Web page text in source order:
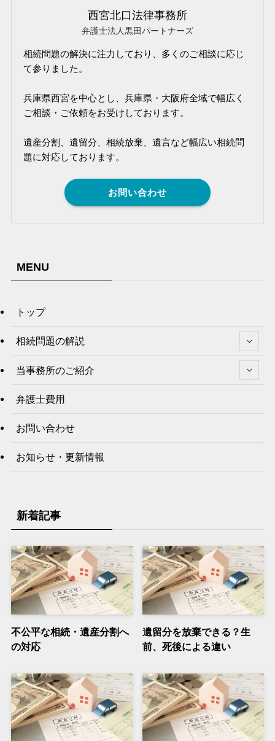
西宮北口法律事務所
弁護士法人黒田パートナーズ
相続問題の解決に注力しており、多くのご相談に応じ
て参りました。
兵庫県西宮を中心とし、兵庫県・大阪府全域で幅広く
ご相談・ご依頼をお受けしております。
遺産分割、遺留分、相続放棄、遺言など幅広い相続問
題に対応しております。
お問い合わせ
MENU
トップ
相続問題の解説
当事務所のご紹介
弁護士費用
お問い合わせ
お知らせ・更新情報
新着記事
不公平な相続・遺産分割へ
の対応
遺留分を放棄できる？生
前、死後による違い